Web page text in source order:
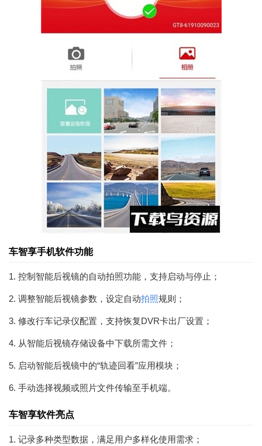
车智享手机软件功能
1. 控制智能后视镜的自动拍照功能，支持启动与停止；
2. 调整智能后视镜参数，设定自动拍照规则；
3. 修改行车记录仪配置，支持恢复DVR卡出厂设置；
4. 从智能后视镜存储设备中下载所需文件；
5. 启动智能后视镜中的“轨迹回看”应用模块；
6. 手动选择视频或照片文件传输至手机端。
车智享软件亮点
1. 记录多种类型数据，满足用户多样化使用需求；